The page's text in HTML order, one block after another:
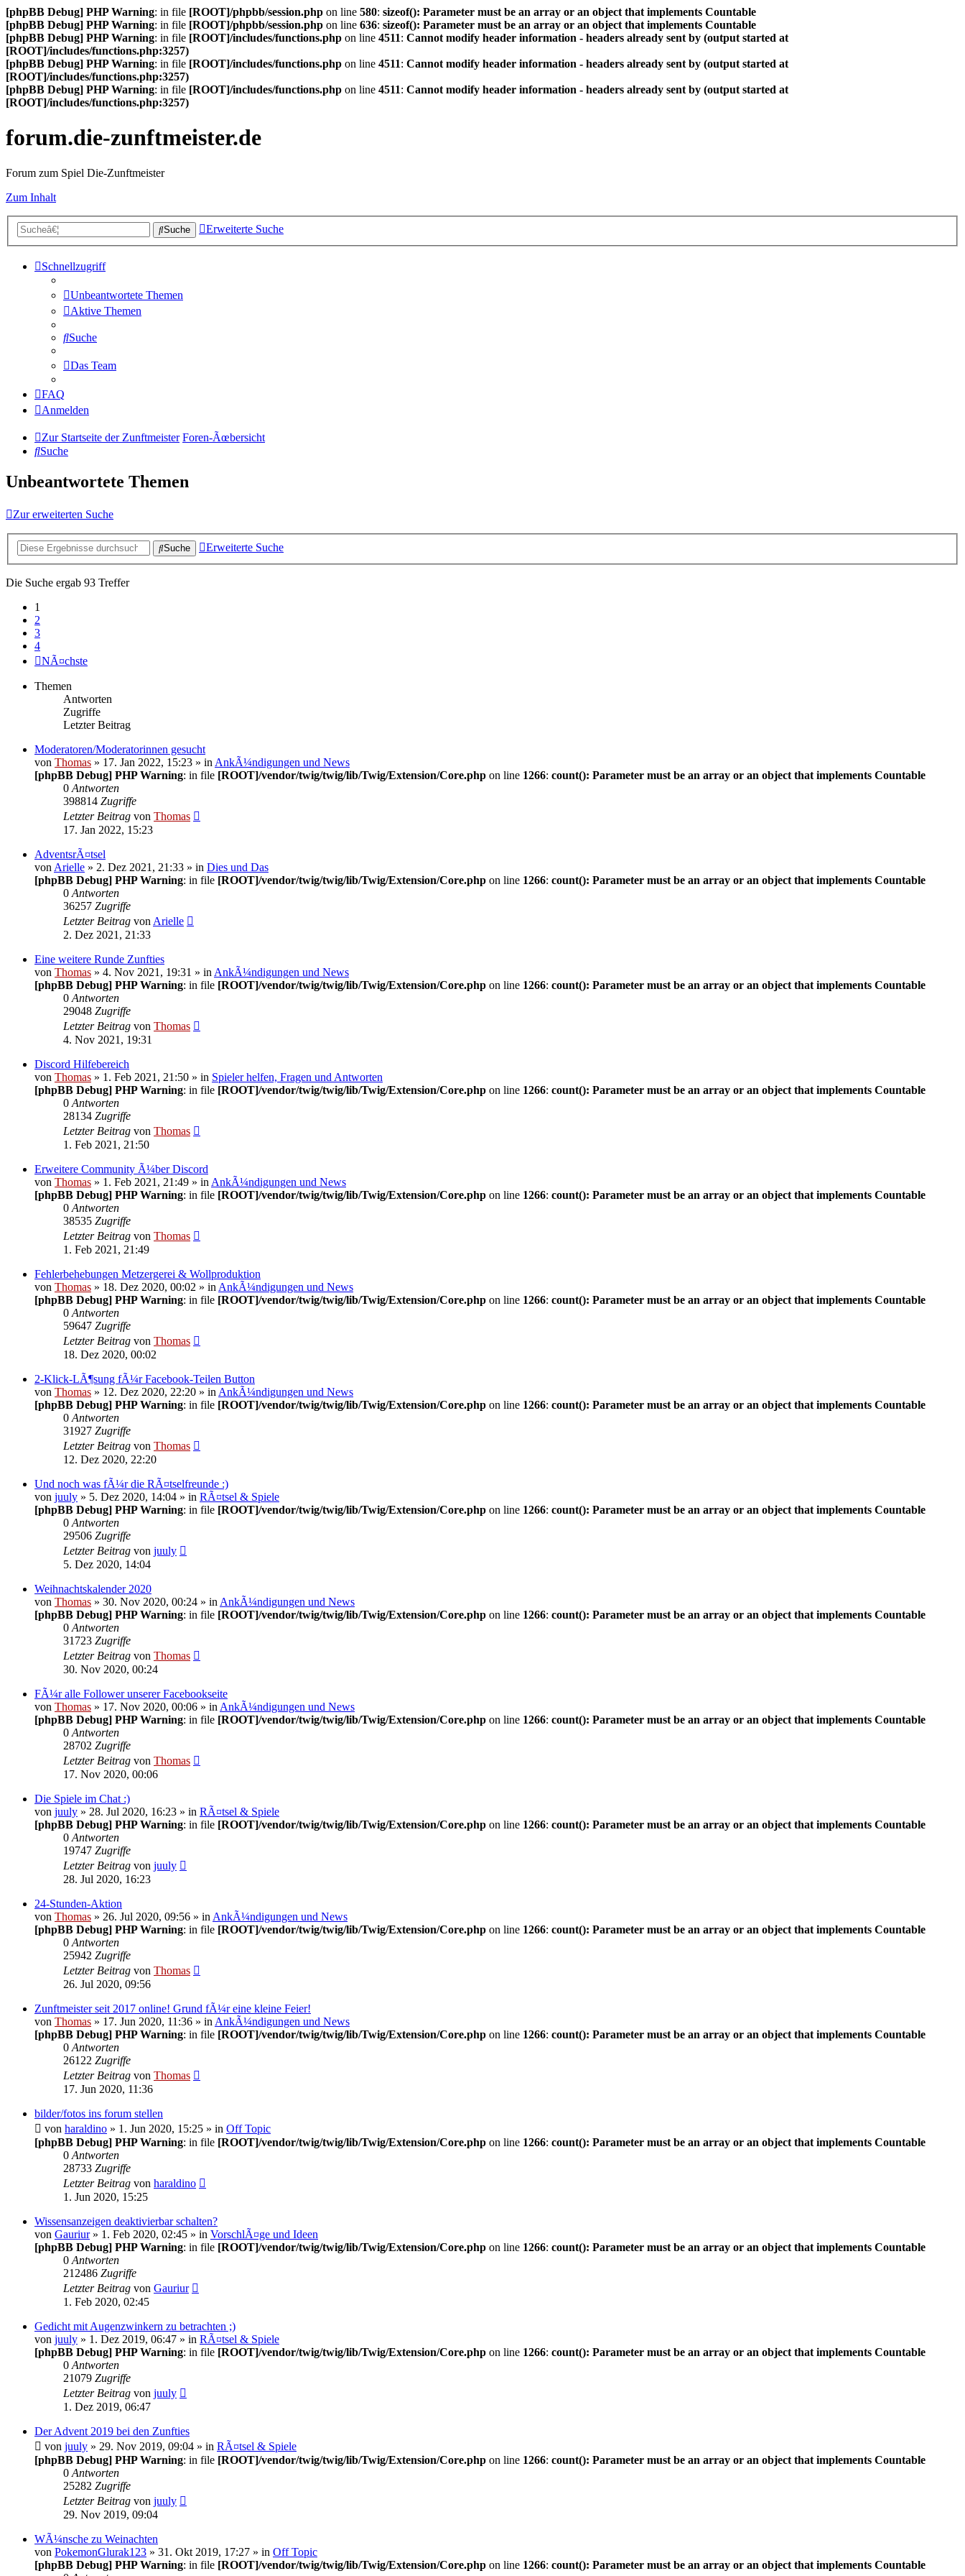
[phpBB Debug] PHP Warning: in file [ROOT]/phpbb/session.php on line 580: sizeof(): Parameter must be an array or an object that implements Countable
[phpBB Debug] PHP Warning: in file [ROOT]/phpbb/session.php on line 636: sizeof(): Parameter must be an array or an object that implements Countable
[phpBB Debug] PHP Warning: in file [ROOT]/includes/functions.php on line 4511: Cannot modify header information - headers already sent by (output started at
[ROOT]/includes/functions.php:3257)
[phpBB Debug] PHP Warning: in file [ROOT]/includes/functions.php on line 4511: Cannot modify header information - headers already sent by (output started at
[ROOT]/includes/functions.php:3257)
[phpBB Debug] PHP Warning: in file [ROOT]/includes/functions.php on line 4511: Cannot modify header information - headers already sent by (output started at
[ROOT]/includes/functions.php:3257)
forum.die-zunftmeister.de
Forum zum Spiel Die-Zunftmeister
Zum Inhalt
Suche Erweiterte Suche
Schnellzugriff
Unbeantwortete Themen
Aktive Themen
Suche
Das Team
FAQ
Anmelden
Zur Startseite der Zunftmeister Foren-Ãœbersicht
Suche
Unbeantwortete Themen
Zur erweiterten Suche
Suche Erweiterte Suche
Die Suche ergab 93 Treffer
1
2
3
4
NÃ¤chste
Themen
Antworten
Zugriffe
Letzter Beitrag
Moderatoren/Moderatorinnen gesucht
von Thomas » 17. Jan 2022, 15:23 » in AnkÃ¼ndigungen und News
[phpBB Debug] PHP Warning: in file [ROOT]/vendor/twig/twig/lib/Twig/Extension/Core.php on line 1266: count(): Parameter must be an array or an object that implements Countable
0 Antworten
398814 Zugriffe
Letzter Beitrag von Thomas
17. Jan 2022, 15:23
AdventsrÃ¤tsel
von Arielle » 2. Dez 2021, 21:33 » in Dies und Das
[phpBB Debug] PHP Warning: in file [ROOT]/vendor/twig/twig/lib/Twig/Extension/Core.php on line 1266: count(): Parameter must be an array or an object that implements Countable
0 Antworten
36257 Zugriffe
Letzter Beitrag von Arielle
2. Dez 2021, 21:33
Eine weitere Runde Zunfties
von Thomas » 4. Nov 2021, 19:31 » in AnkÃ¼ndigungen und News
[phpBB Debug] PHP Warning: in file [ROOT]/vendor/twig/twig/lib/Twig/Extension/Core.php on line 1266: count(): Parameter must be an array or an object that implements Countable
0 Antworten
29048 Zugriffe
Letzter Beitrag von Thomas
4. Nov 2021, 19:31
Discord Hilfebereich
von Thomas » 1. Feb 2021, 21:50 » in Spieler helfen, Fragen und Antworten
[phpBB Debug] PHP Warning: in file [ROOT]/vendor/twig/twig/lib/Twig/Extension/Core.php on line 1266: count(): Parameter must be an array or an object that implements Countable
0 Antworten
28134 Zugriffe
Letzter Beitrag von Thomas
1. Feb 2021, 21:50
Erweitere Community Ã¼ber Discord
von Thomas » 1. Feb 2021, 21:49 » in AnkÃ¼ndigungen und News
[phpBB Debug] PHP Warning: in file [ROOT]/vendor/twig/twig/lib/Twig/Extension/Core.php on line 1266: count(): Parameter must be an array or an object that implements Countable
0 Antworten
38535 Zugriffe
Letzter Beitrag von Thomas
1. Feb 2021, 21:49
Fehlerbehebungen Metzergerei & Wollproduktion
von Thomas » 18. Dez 2020, 00:02 » in AnkÃ¼ndigungen und News
[phpBB Debug] PHP Warning: in file [ROOT]/vendor/twig/twig/lib/Twig/Extension/Core.php on line 1266: count(): Parameter must be an array or an object that implements Countable
0 Antworten
59647 Zugriffe
Letzter Beitrag von Thomas
18. Dez 2020, 00:02
2-Klick-LÃ¶sung fÃ¼r Facebook-Teilen Button
von Thomas » 12. Dez 2020, 22:20 » in AnkÃ¼ndigungen und News
[phpBB Debug] PHP Warning: in file [ROOT]/vendor/twig/twig/lib/Twig/Extension/Core.php on line 1266: count(): Parameter must be an array or an object that implements Countable
0 Antworten
31927 Zugriffe
Letzter Beitrag von Thomas
12. Dez 2020, 22:20
Und noch was fÃ¼r die RÃ¤tselfreunde :)
von juuly » 5. Dez 2020, 14:04 » in RÃ¤tsel & Spiele
[phpBB Debug] PHP Warning: in file [ROOT]/vendor/twig/twig/lib/Twig/Extension/Core.php on line 1266: count(): Parameter must be an array or an object that implements Countable
0 Antworten
29506 Zugriffe
Letzter Beitrag von juuly
5. Dez 2020, 14:04
Weihnachtskalender 2020
von Thomas » 30. Nov 2020, 00:24 » in AnkÃ¼ndigungen und News
[phpBB Debug] PHP Warning: in file [ROOT]/vendor/twig/twig/lib/Twig/Extension/Core.php on line 1266: count(): Parameter must be an array or an object that implements Countable
0 Antworten
31723 Zugriffe
Letzter Beitrag von Thomas
30. Nov 2020, 00:24
FÃ¼r alle Follower unserer Facebookseite
von Thomas » 17. Nov 2020, 00:06 » in AnkÃ¼ndigungen und News
[phpBB Debug] PHP Warning: in file [ROOT]/vendor/twig/twig/lib/Twig/Extension/Core.php on line 1266: count(): Parameter must be an array or an object that implements Countable
0 Antworten
28702 Zugriffe
Letzter Beitrag von Thomas
17. Nov 2020, 00:06
Die Spiele im Chat :)
von juuly » 28. Jul 2020, 16:23 » in RÃ¤tsel & Spiele
[phpBB Debug] PHP Warning: in file [ROOT]/vendor/twig/twig/lib/Twig/Extension/Core.php on line 1266: count(): Parameter must be an array or an object that implements Countable
0 Antworten
19747 Zugriffe
Letzter Beitrag von juuly
28. Jul 2020, 16:23
24-Stunden-Aktion
von Thomas » 26. Jul 2020, 09:56 » in AnkÃ¼ndigungen und News
[phpBB Debug] PHP Warning: in file [ROOT]/vendor/twig/twig/lib/Twig/Extension/Core.php on line 1266: count(): Parameter must be an array or an object that implements Countable
0 Antworten
25942 Zugriffe
Letzter Beitrag von Thomas
26. Jul 2020, 09:56
Zunftmeister seit 2017 online! Grund fÃ¼r eine kleine Feier!
von Thomas » 17. Jun 2020, 11:36 » in AnkÃ¼ndigungen und News
[phpBB Debug] PHP Warning: in file [ROOT]/vendor/twig/twig/lib/Twig/Extension/Core.php on line 1266: count(): Parameter must be an array or an object that implements Countable
0 Antworten
26122 Zugriffe
Letzter Beitrag von Thomas
17. Jun 2020, 11:36
bilder/fotos ins forum stellen
von haraldino » 1. Jun 2020, 15:25 » in Off Topic
[phpBB Debug] PHP Warning: in file [ROOT]/vendor/twig/twig/lib/Twig/Extension/Core.php on line 1266: count(): Parameter must be an array or an object that implements Countable
0 Antworten
28733 Zugriffe
Letzter Beitrag von haraldino
1. Jun 2020, 15:25
Wissensanzeigen deaktivierbar schalten?
von Gauriur» 1. Feb 2020, 02:45 » in VorschlÃ¤ge und Ideen
[phpBB Debug] PHP Warning: in file [ROOT]/vendor/twig/twig/lib/Twig/Extension/Core.php on line 1266: count(): Parameter must be an array or an object that implements Countable
0 Antworten
212486 Zugriffe
Letzter Beitrag von Gauriur
1. Feb 2020, 02:45
Gedicht mit Augenzwinkern zu betrachten ;)
von juuly » 1. Dez 2019, 06:47 » in RÃ¤tsel & Spiele
[phpBB Debug] PHP Warning: in file [ROOT]/vendor/twig/twig/lib/Twig/Extension/Core.php on line 1266: count(): Parameter must be an array or an object that implements Countable
0 Antworten
21079 Zugriffe
Letzter Beitrag von juuly
1. Dez 2019, 06:47
Der Advent 2019 bei den Zunfties
von juuly » 29. Nov 2019, 09:04 » in RÃ¤tsel & Spiele
[phpBB Debug] PHP Warning: in file [ROOT]/vendor/twig/twig/lib/Twig/Extension/Core.php on line 1266: count(): Parameter must be an array or an object that implements Countable
0 Antworten
25282 Zugriffe
Letzter Beitrag von juuly
29. Nov 2019, 09:04
WÃ¼nsche zu Weinachten
von PokemonGlurak123 » 31. Okt 2019, 17:27 » in Off Topic
[phpBB Debug] PHP Warning: in file [ROOT]/vendor/twig/twig/lib/Twig/Extension/Core.php on line 1266: count(): Parameter must be an array or an object that implements Countable